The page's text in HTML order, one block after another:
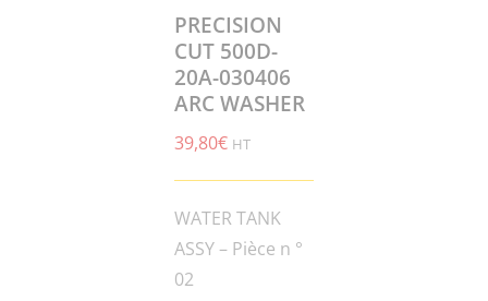
PRECISION
CUT 500D-
20A-030406
ARC WASHER
39,80€ HT
WATER TANK
ASSY – Pièce n °
02